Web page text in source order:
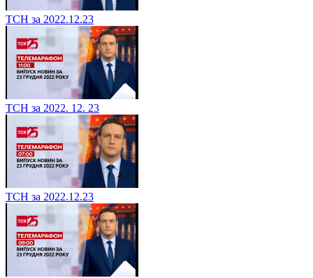
ТСН за 2022.12.23
ТСН за 2022. 12. 23
ТСН за 2022.12.23